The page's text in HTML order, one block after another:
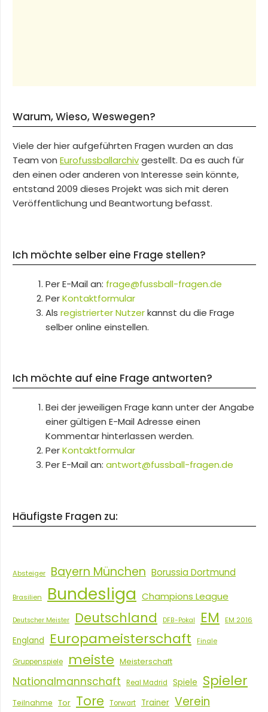
Warum, Wieso, Weswegen?
Viele der hier aufgeführten Fragen wurden an das
Team von Eurofussballarchivgestellt. Da es auch für
den einen oder anderen von Interesse sein könnte,
entstand 2009 dieses Projekt was sich mit deren
Veröffentlichung und Beantwortung befasst.
Ich möchte selber eine Frage stellen?
Per E-Mail an: frage@fussball-fragen.de
PerKontaktformular
Als registrierter Nutzerkannst du die Frage
selber online einstellen.
Ich möchte auf eine Frage antworten?
Bei der jeweiligen Frage kann unter der Angabe
einer gültigen E-Mail Adresse einen
Kommentar hinterlassen werden.
PerKontaktformular
Per E-Mail an: antwort@fussball-fragen.de
Häufigste Fragen zu:
Absteiger Bayern München Borussia Dortmund
Brasilien Bundesliga Champions League
Deutscher Meister Deutschland DFB-Pokal EM EM 2016
England Europameisterschaft Finale
Gruppenspiele meiste Meisterschaft
Nationalmannschaft Real Madrid Spiele Spieler
Teilnahme Tor Tore Torwart Trainer Verein